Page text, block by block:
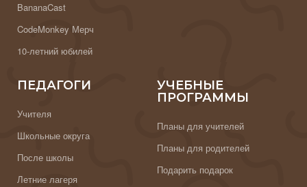
BananaCast
CodeMonkey Мерч
10-летний юбилей
ПЕДАГОГИ
Учителя
Школьные округа
После школы
Летние лагеря
УЧЕБНЫЕ
ПРОГРАММЫ
Планы для учителей
Планы для родителей
Подарить подарок